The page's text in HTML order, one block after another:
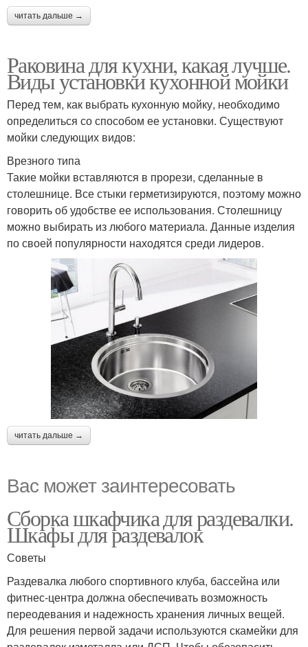
читать дальше →
Раковина для кухни, какая лучше.
Виды установки кухонной мойки
Перед тем, как выбрать кухонную мойку, необходимо
определиться со способом ее установки. Существуют
мойки следующих видов:
Врезного типа
Такие мойки вставляются в прорези, сделанные в
столешнице. Все стыки герметизируются, поэтому можно
говорить об удобстве ее использования. Столешницу
можно выбирать из любого материала. Данные изделия
по своей популярности находятся среди лидеров.
читать дальше →
Вас может заинтересовать
Сборка шкафчика для раздевалки.
Шкафы для раздевалок
Советы
Раздевалка любого спортивного клуба, бассейна или
фитнес-центра должна обеспечивать возможность
переодевания и надежность хранения личных вещей.
Для решения первой задачи используются скамейки для